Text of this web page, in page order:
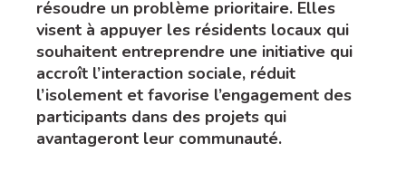
résoudre un problème prioritaire. Elles
visent à appuyer les résidents locaux qui
souhaitent entreprendre une initiative qui
accroît l’interaction sociale, réduit
l’isolement et favorise l’engagement des
participants dans des projets qui
avantageront leur communauté.